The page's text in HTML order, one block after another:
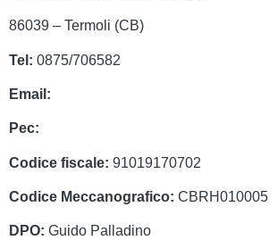
86039 – Termoli (CB)
Tel: 0875/706582
Email:
Pec:
Codice fiscale: 91019170702
Codice Meccanografico: CBRH010005
DPO: Guido Palladino